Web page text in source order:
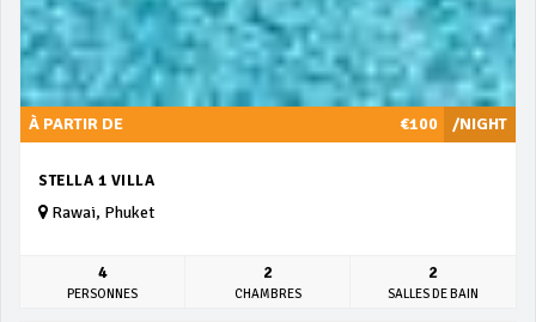
/NIGHT
À PARTIR DE €100
STELLA 1 VILLA
Rawai, Phuket
4
PERSONNES
2
CHAMBRES
2
SALLES DE BAIN